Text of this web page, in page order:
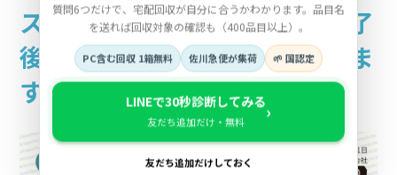
スマートフォンのデータ消去完了
後に、消去証明書を発行いたしま
す。
質問6つだけで、宅配回収が自分に合うかわかります。品目名
を送れば回収対象の確認も（400品目以上）。
PC含む回収 1箱無料 佐川急便が集荷 🌱 国認定
LINEで30秒診断してみる
友だち追加だけ・無料 ›
友だち追加だけしておく